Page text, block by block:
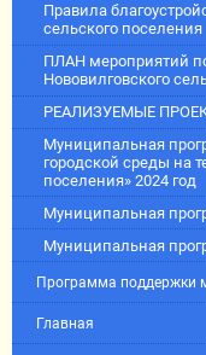
Правила
сельского поселения
ПЛАН мероприятий
Нововилговского
РЕАЛИЗУЕМЫЕ
Муниципальная
городской среды на
поселения» 2024 год
Муниципальная
Муниципальная
Программа поддержки
Главная